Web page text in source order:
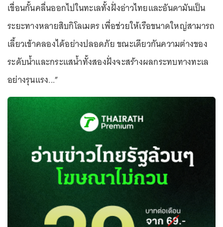
เขื่อนกั้นคลื่นออกไปในทะเลทั้งฝั่งอ่าวไทยและอันดามันเป็น
ระยะทางหลายสิบกิโลเมตร เพื่อช่วยให้เรือขนาดใหญ่สามารถ
เลี้ยวเข้าคลองได้อย่างปลอดภัย ขณะเดียวกันความต่างของ
ระดับน้ำและกระแสน้ำทั้งสองฝั่งจะสร้างผลกระทบทางทะเล
อย่างรุนแรง...”